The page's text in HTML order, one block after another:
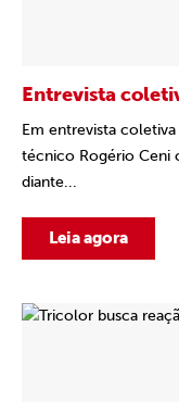
Entrevista
Em entrevista
técnico Rogério Ceni
diante...
Leia agora